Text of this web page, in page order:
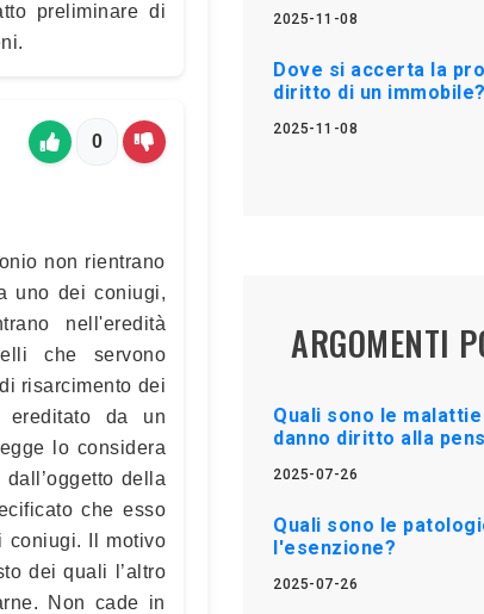
preliminare di
0
non rientrano
uno dei coniugi,
nell'eredità
che servono
risarcimento dei
ereditato da un
lo considera
della
che esso
coniugi. Il motivo
dei quali l’altro
Non cade in
2025-11-08
Dove si accerta la
diritto di un immobile?
2025-11-08
ARGOMENTI
Quali sono le
danno diritto alla
2025-07-26
Quali sono le
l'esenzione?
2025-07-26